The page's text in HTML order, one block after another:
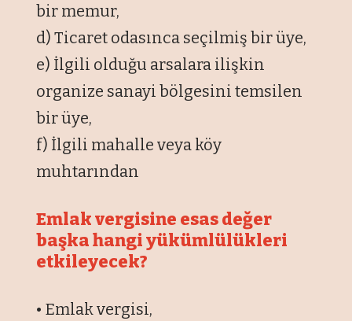
bir memur,
d) Ticaret odasınca seçilmiş bir üye,
e) İlgili olduğu arsalara ilişkin
organize sanayi bölgesini temsilen
bir üye,
f) İlgili mahalle veya köy
muhtarından
Emlak vergisine esas değer
başka hangi yükümlülükleri
etkileyecek?
• Emlak vergisi,